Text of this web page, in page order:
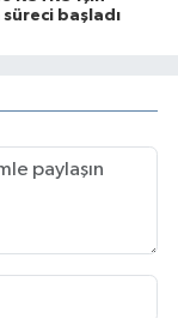
başladı